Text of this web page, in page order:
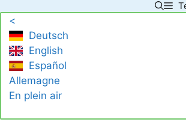
content
<
Deutsch
English
Español
Allemagne
En plein air